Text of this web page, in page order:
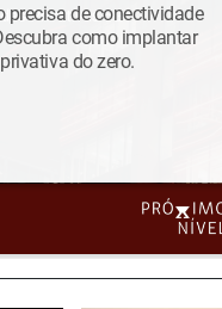
precisa de conectividade
como implantar
do zero.